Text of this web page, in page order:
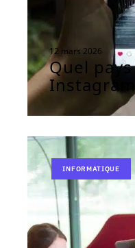
12 mars 2026
Quel
INFORMATIQUE